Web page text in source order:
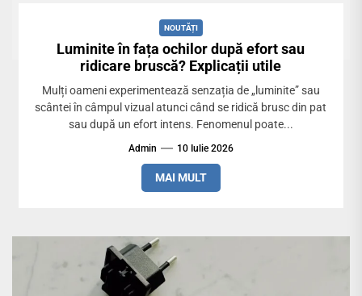
NOUTĂȚI
Luminite în fața ochilor după efort sau
ridicare bruscă? Explicații utile
Mulți oameni experimentează senzația de „luminite” sau
scântei în câmpul vizual atunci când se ridică brusc din pat
sau după un efort intens. Fenomenul poate...
Admin 10 Iulie 2026
MAI MULT